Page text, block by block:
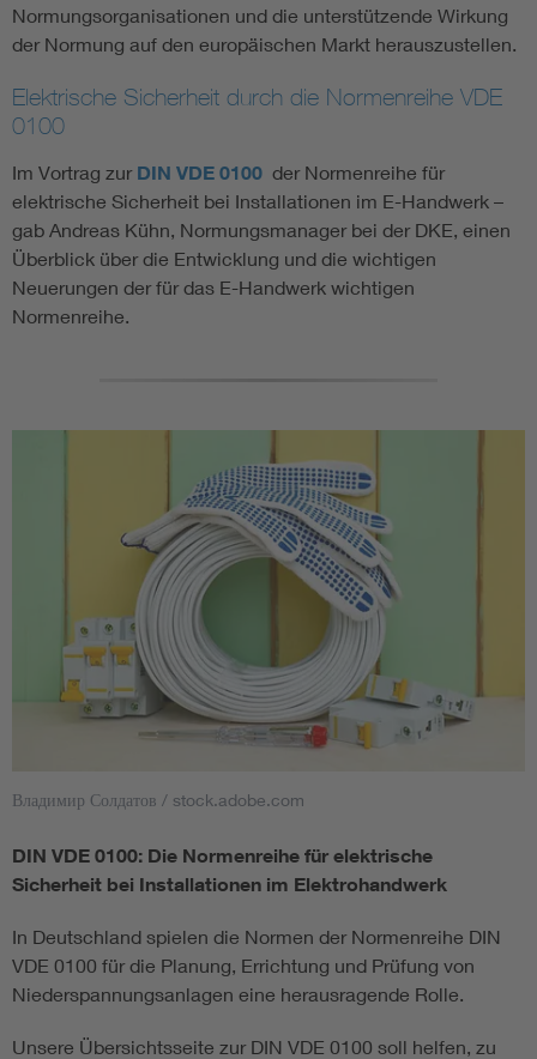
Normungsorganisationen und die unterstützende Wirkung
der Normung auf den europäischen Markt herauszustellen.
Elektrische Sicherheit durch die Normenreihe VDE
0100
Im Vortrag zur DIN VDE 0100 der Normenreihe für
elektrische Sicherheit bei Installationen im E-Handwerk –
gab Andreas Kühn, Normungsmanager bei der DKE, einen
Überblick über die Entwicklung und die wichtigen
Neuerungen der für das E-Handwerk wichtigen
Normenreihe.
Владимир Солдатов / stock.adobe.com
DIN VDE 0100: Die Normenreihe für elektrische
Sicherheit bei Installationen im Elektrohandwerk
In Deutschland spielen die Normen der Normenreihe DIN
VDE 0100 für die Planung, Errichtung und Prüfung von
Niederspannungsanlagen eine herausragende Rolle.
Unsere Übersichtsseite zur DIN VDE 0100 soll helfen, zu